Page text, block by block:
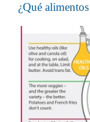
¿Qué